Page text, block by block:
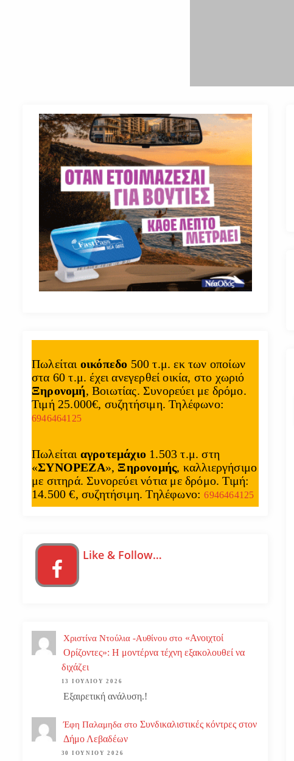
Πωλείται οικόπεδο 500 τ.μ. εκ των οποίων
στα 60 τ.μ. έχει ανεγερθεί οικία, στο χωριό
Ξηρονομή, Βοιωτίας. Συνορεύει με δρόμο.
Τιμή 25.000€, συζητήσιμη. Τηλέφωνο:
6946464125
Πωλείται αγροτεμάχιο 1.503 τ.μ. στη
«ΣΥΝΟΡΕΖΑ», Ξηρονομής, καλλιεργήσιμο
με σιτηρά. Συνορεύει νότια με δρόμο. Τιμή:
14.500 €, συζητήσιμη. Τηλέφωνο:6946464125
Like & Follow…
Χριστίνα Ντούλια -Αυθίνου στο «Ανοιχτοί
Ορίζοντες»: Η μοντέρνα τέχνη εξακολουθεί να
διχάζει
13 ΙΟΥΛΊΟΥ 2026
Εξαιρετική ανάλυση.!
Έφη Παλαμηδα στο Συνδικαλιστικές κόντρες στον
Δήμο Λεβαδέων
30 ΙΟΥΝΊΟΥ 2026